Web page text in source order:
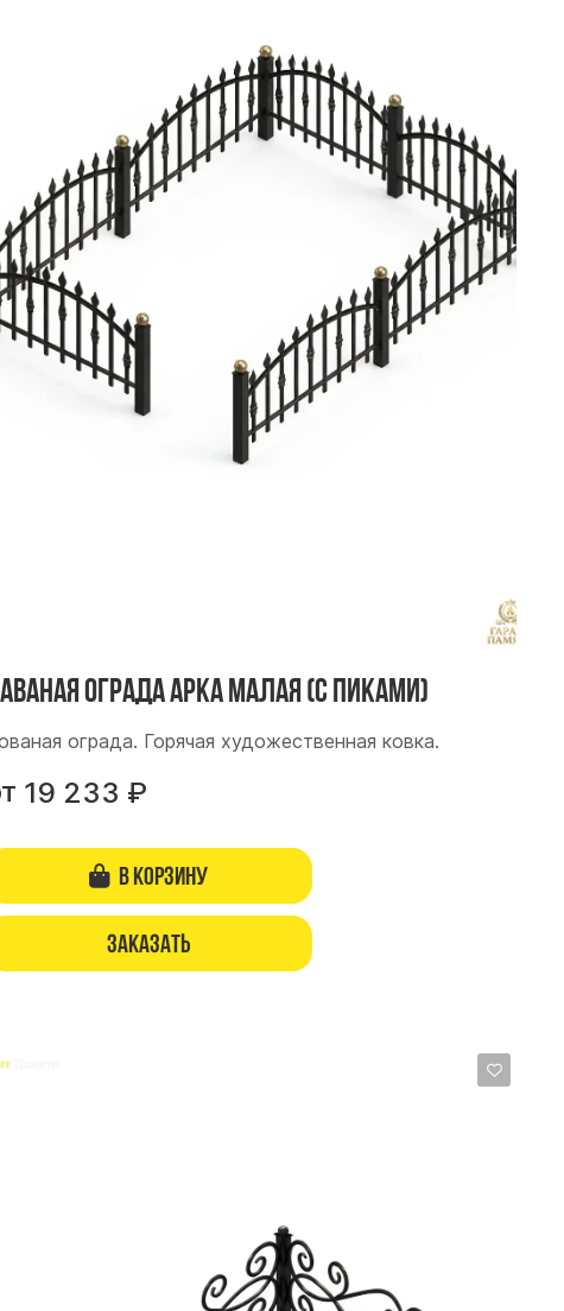
ограда Арка малая (с пиками)
ограда. Горячая художественная ковка.
19 233 ₽
В корзину
Заказать